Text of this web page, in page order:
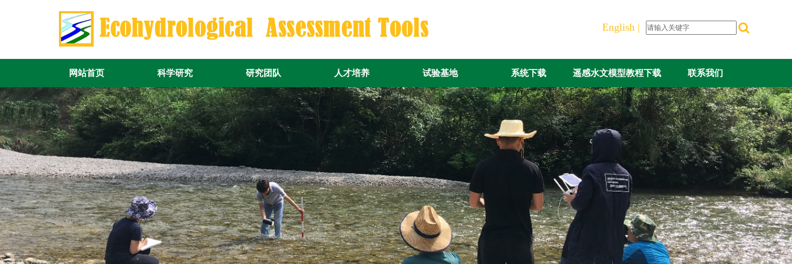
English |
网站首页 科学研究 研究团队 人才培养 试验基地 系统下载 遥感水文模型教程下载 联系我们